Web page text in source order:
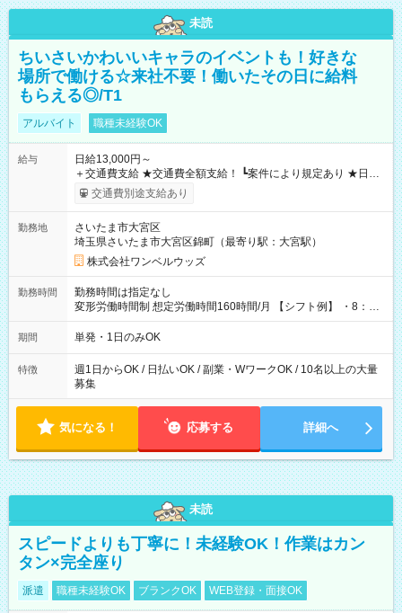
未読
ちいさいかわいいキャラのイベントも！好きな
場所で働ける☆来社不要！働いたその日に給料
もらえる◎/T1
アルバイト 職種未経験OK
給与
日給13,000円～
＋交通費支給 ★交通費全額支給！ ┗案件により規定あり ★日払
いOK！（規定あり） ┗働いたその日に現金GET♪ お仕事後はコ
ンビニATMから 日払い分を引き落とせます！ 【試用期間】試
交通費別途支給あり
勤務地
さいたま市大宮区
埼玉県さいたま市大宮区錦町（最寄り駅：大宮駅）
株式会社ワンベルウッズ
勤務時間
勤務時間は指定なし
変形労働時間制 想定労働時間160時間/月 【シフト例】 ・8：00
～21：00
期間 単発・1日のみOK
特徴
週1日からOK / 日払いOK / 副業・WワークOK / 10名以上の大量
募集
気になる！ 応募する 詳細へ
未読
スピードよりも丁寧に！未経験OK！作業はカン
タン×完全座り
派遣 職種未経験OK ブランクOK WEB登録・面接OK